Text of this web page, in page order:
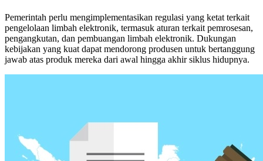
Pemerintah perlu mengimplementasikan regulasi yang ketat terkait
pengelolaan limbah elektronik, termasuk aturan terkait pemrosesan,
pengangkutan, dan pembuangan limbah elektronik. Dukungan
kebijakan yang kuat dapat mendorong produsen untuk bertanggung
jawab atas produk mereka dari awal hingga akhir siklus hidupnya.